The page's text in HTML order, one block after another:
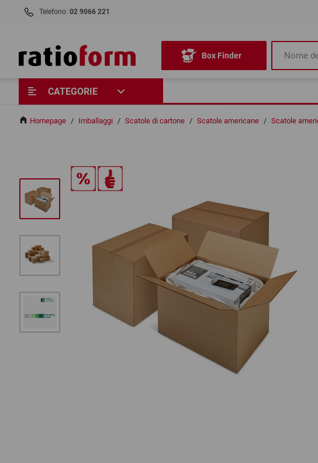
Telefono: 02 9066 221
Box Finder
CATEGORIE
Homepage / Imballaggi / Scatole di cartone / Scatole americane / Scatole